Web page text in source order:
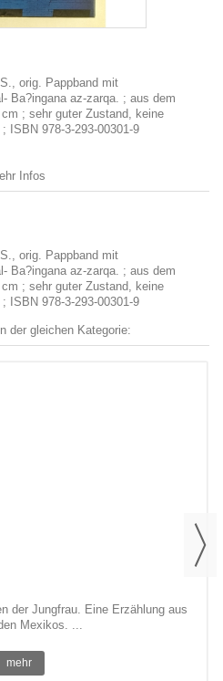
orig. Pappband mit
Ba?ingana az-zarqa. ; aus dem
; sehr guter Zustand, keine
ISBN 978-3-293-00301-9
Infos
orig. Pappband mit
Ba?ingana az-zarqa. ; aus dem
; sehr guter Zustand, keine
ISBN 978-3-293-00301-9
der gleichen Kategorie:
der Jungfrau. Eine Erzählung aus
Mexikos. ...
mehr